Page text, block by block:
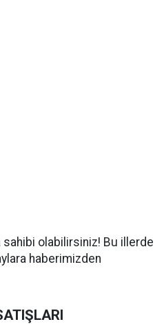
sahibi olabilirsiniz! Bu illerde
haberimizden